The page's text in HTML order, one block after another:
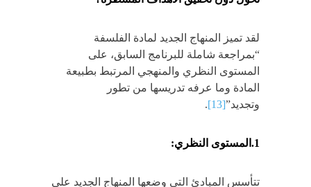
لقد تميز المنهاج الجديد لمادة الفلسفة
“بمراجعة شاملة للبرنامج السابق، على
المستوى النظري والمنهجي المرتبط بطبيعة
المادة وما عرفه تدريسها من تطور
وتجديد”[13]
.
1.المستوى النظري:
تتأسس المبادئ التي وضعها المنهاج الجديد على